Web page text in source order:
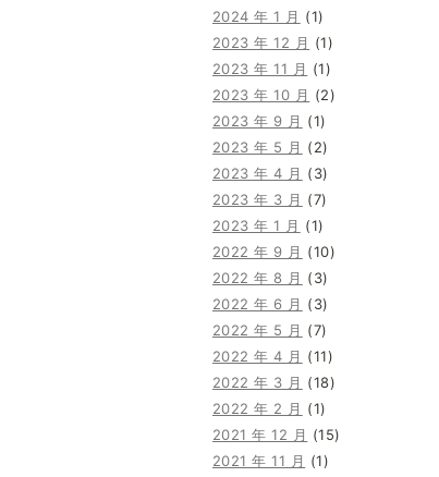
2024 年 1 月 (1)
2023 年 12 月 (1)
2023 年 11 月 (1)
2023 年 10 月 (2)
2023 年 9 月 (1)
2023 年 5 月 (2)
2023 年 4 月 (3)
2023 年 3 月 (7)
2023 年 1 月 (1)
2022 年 9 月 (10)
2022 年 8 月 (3)
2022 年 6 月 (3)
2022 年 5 月 (7)
2022 年 4 月 (11)
2022 年 3 月 (18)
2022 年 2 月 (1)
2021 年 12 月 (15)
2021 年 11 月 (1)